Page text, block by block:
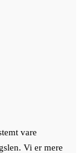
vare
Vi er mere